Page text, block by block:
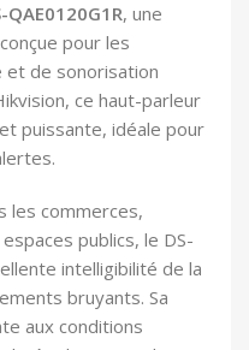
, une
pour les
et de sonorisation
, ce haut-parleur
puissante, idéale pour
les commerces,
publics, le DS-
intelligibilité de la
bruyants. Sa
aux conditions